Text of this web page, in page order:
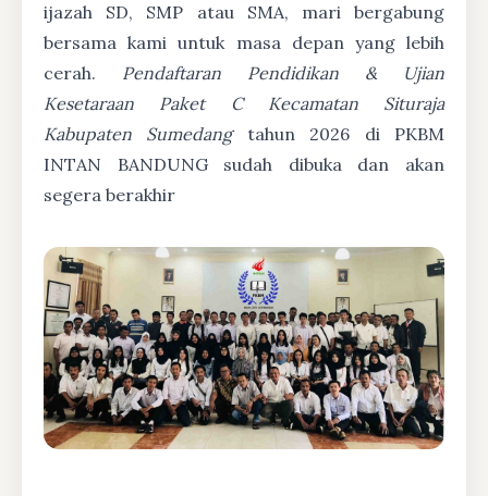
ijazah SD, SMP atau SMA, mari bergabung
bersama kami untuk masa depan yang lebih
cerah. Pendaftaran Pendidikan & Ujian
Kesetaraan Paket C Kecamatan Situraja
Kabupaten Sumedangtahun 2026 di PKBM
INTAN BANDUNG sudah dibuka dan akan
segera berakhir